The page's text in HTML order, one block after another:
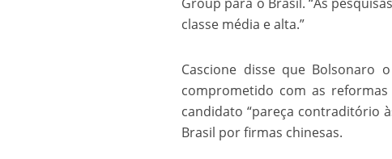
classe média e alta.”
Cascione disse que Bolsonaro
comprometido com as
candidato “pareça contraditório
Brasil por firmas chinesas.